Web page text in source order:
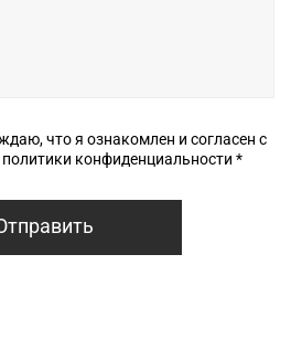
что я ознакомлен и согласен с
условиями оферты и политики конфиденциальности *